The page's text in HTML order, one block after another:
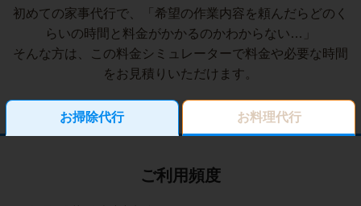
初めての家事代行で、「希望の作業内容を頼んだらどのく
らいの時間と料金がかかるのかわからない…」
そんな方は、この料金シミュレーターで料金や必要な時間
をお見積りいただけます。
お掃除代行 お料理代行
ご利用頻度